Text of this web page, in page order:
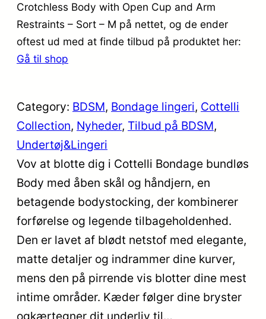
Crotchless Body with Open Cup and Arm
Restraints – Sort – M på nettet, og de ender
oftest ud med at finde tilbud på produktet her:
Gå til shop
Category: BDSM, Bondage lingeri, Cottelli
Collection, Nyheder, Tilbud på BDSM
Undertøj&Lingeri
Vov at blotte dig i Cottelli Bondage bundløs
Body med åben skål og håndjern, en
betagende bodystocking, der kombinerer
forførelse og legende tilbageholdenhed.
Den er lavet af blødt netstof med elegante,
matte detaljer og indrammer dine kurver,
mens den på pirrende vis blotter dine mest
intime områder. Kæder følger dine bryster